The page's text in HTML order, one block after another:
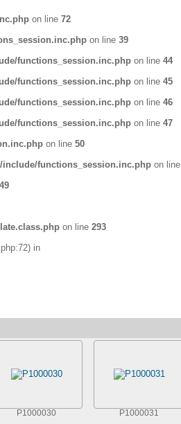
on line 72
on line 39
functions_session.inc.php on line 44
functions_session.inc.php on line 45
functions_session.inc.php on line 46
functions_session.inc.php on line 47
on line 50
functions_session.inc.php on line
on line 293
in
P1000030 P1000031